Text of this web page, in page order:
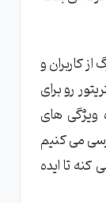
کاربران و
رو برای
ویژگی های
می کنیم
تا ایده